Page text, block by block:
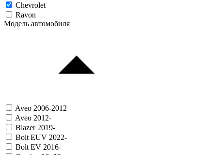
Chevrolet
Ravon
Модель автомобиля
Aveo 2006-2012
Aveo 2012-
Blazer 2019-
Bolt EUV 2022-
Bolt EV 2016-